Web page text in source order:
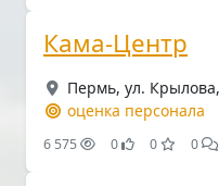
Кама-Центр
Пермь, ул.
оценка персонала
6 575 0 0 0